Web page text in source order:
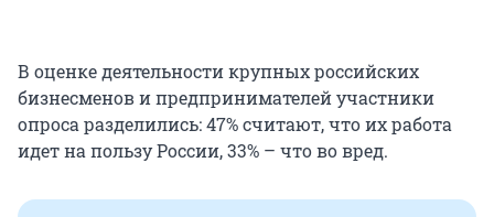
В оценке деятельности крупных российских
бизнесменов и предпринимателей участники
опроса разделились: 47% считают, что их работа
идет на пользу России, 33% – что во вред.